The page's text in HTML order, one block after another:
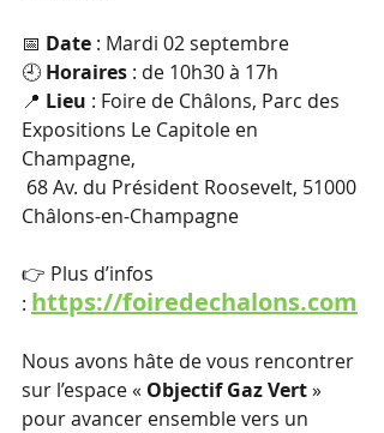
📅 Date : Mardi 02 septembre
🕘 Horaires : de 10h30 à 17h
📍 Lieu : Foire de Châlons, Parc des
Expositions Le Capitole en
Champagne,
68 Av. du Président Roosevelt, 51000
Châlons-en-Champagne
👉 Plus d’infos
: https://foiredechalons.com
Nous avons hâte de vous rencontrer
sur l’espace « Objectif Gaz Vert »
pour avancer ensemble vers un